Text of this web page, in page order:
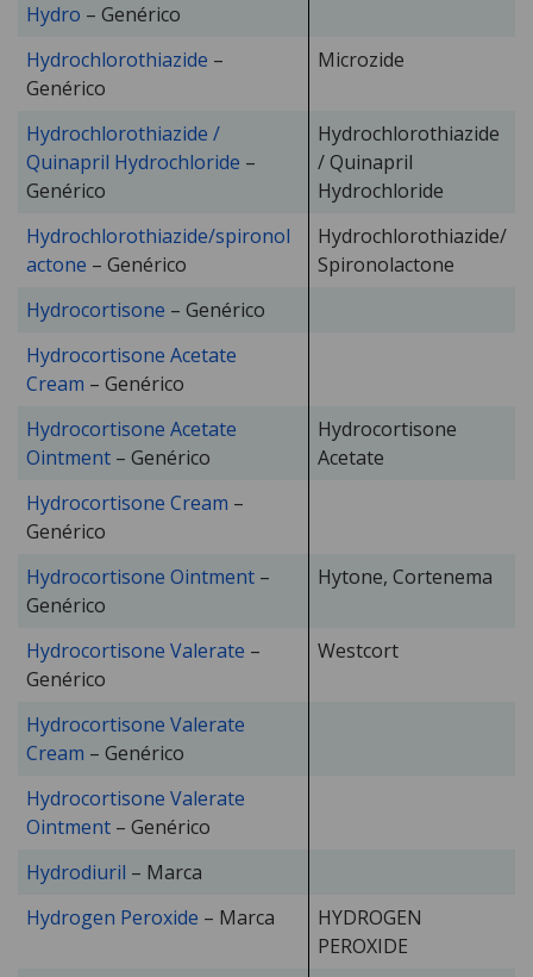
Hydro – Genérico
Hydrochlorothiazide –
Genérico
Microzide
Hydrochlorothiazide /
Quinapril Hydrochloride –
Genérico
Hydrochlorothiazide
/ Quinapril
Hydrochloride
Hydrochlorothiazide/spironol
actone – Genérico
Hydrochlorothiazide/
Spironolactone
Hydrocortisone – Genérico
Hydrocortisone Acetate
Cream – Genérico
Hydrocortisone Acetate
Ointment – Genérico
Hydrocortisone
Acetate
Hydrocortisone Cream –
Genérico
Hydrocortisone Ointment –
Genérico
Hytone, Cortenema
Hydrocortisone Valerate –
Genérico
Westcort
Hydrocortisone Valerate
Cream – Genérico
Hydrocortisone Valerate
Ointment – Genérico
Hydrodiuril – Marca
Hydrogen Peroxide – Marca
HYDROGEN
PEROXIDE